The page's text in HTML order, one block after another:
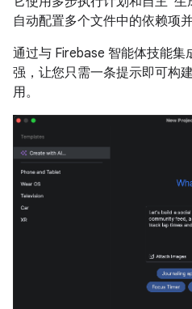
自动配置多个文件中的依赖项
通过与 Firebase 智能体技能集
强，让您只需一条提示即可构
用。